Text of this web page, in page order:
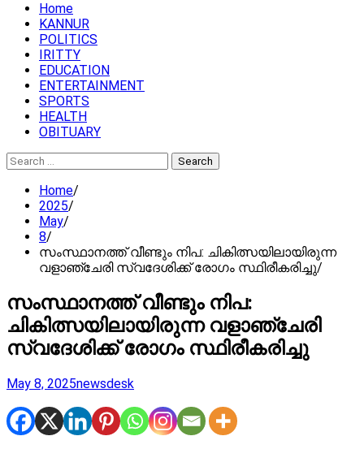
Home
KANNUR
POLITICS
IRITTY
EDUCATION
ENTERTAINMENT
SPORTS
HEALTH
OBITUARY
Search
for:
Home
2025
May
8
സംസ്ഥാനത്ത് വീണ്ടും നിപ: ചികിത്സയിലായിരുന്ന
വളാഞ്ചേരി സ്വദേശിക്ക് രോഗം സ്ഥിരീകരിച്ചു
സംസ്ഥാനത്ത് വീണ്ടും നിപ:
ചികിത്സയിലായിരുന്ന വളാഞ്ചേരി
സ്വദേശിക്ക് രോഗം സ്ഥിരീകരിച്ചു
May 8, 2025newsdesk